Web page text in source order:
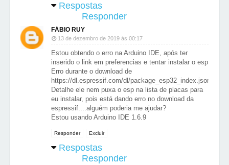
Respostas
Responder
FÁBIO RUY
13 de dezembro de 2019 às 00:17
Estou obtendo o erro na Arduino IDE, após ter
inserido o link em preferencias e tentar instalar o esp:
Erro durante o download de
https://dl.espressif.com/dl/package_esp32_index.json
Detalhe ele nem puxa o esp na lista de placas para
eu instalar, pois está dando erro no download da
espressif....alguém poderia me ajudar?
Estou usando Arduino IDE 1.6.9
Responder Excluir
Respostas
Responder